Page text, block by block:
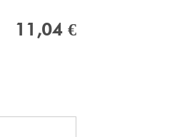
11,04 €